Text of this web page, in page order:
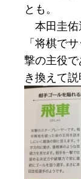
とも。
本田圭佑
「将棋で
撃の主役
き換えて説